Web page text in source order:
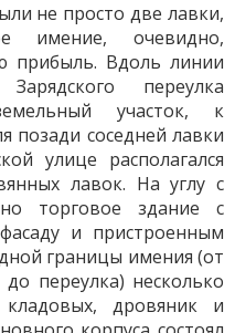
не просто две лавки,
имение, очевидно,
прибыль. Вдоль линии
переулка
участок, к
позади соседней лавки
улице располагался
лавок. На углу с
торговое здание с
и пристроенным
границы имения (от
переулка) несколько
дровяник и